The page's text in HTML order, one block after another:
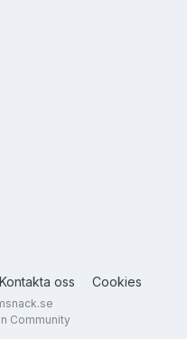
Kontakta oss Cookies
Community